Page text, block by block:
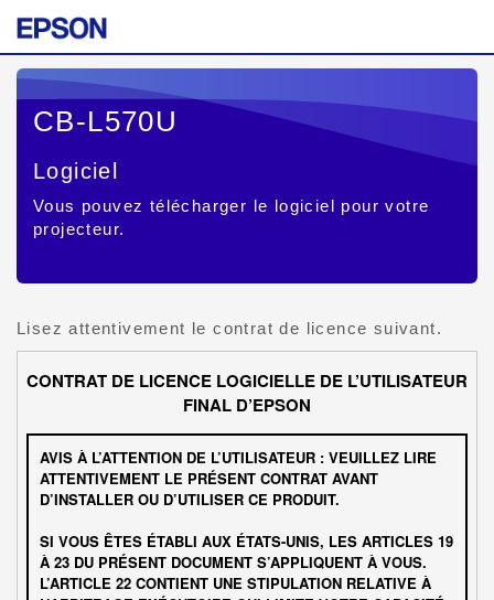
CB-L570U
Logiciel
Vous pouvez télécharger le logiciel pour votre
projecteur.
Lisez attentivement le contrat de licence suivant.